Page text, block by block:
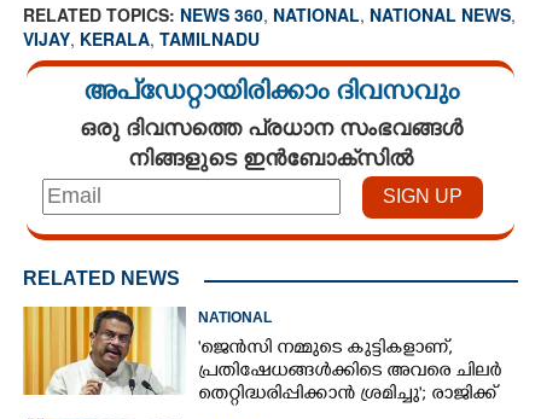
RELATED TOPICS: NEWS 360, NATIONAL, NATIONAL NEWS,
VIJAY, KERALA, TAMILNADU
അപ്ഡേറ്റായിരിക്കാം ദിവസവും
ഒരു ദിവസത്തെ പ്രധാന സംഭവങ്ങൾ
നിങ്ങളുടെ ഇൻബോക്സിൽ
RELATED NEWS
NATIONAL
'ജെൻസി നമ്മുടെ കുട്ടികളാണ്,
പ്രതിഷേധങ്ങൾക്കിടെ അവരെ ചിലർ
തെറ്റിദ്ധരിപ്പിക്കാൻ ശ്രമിച്ചു'; രാജിക്ക്